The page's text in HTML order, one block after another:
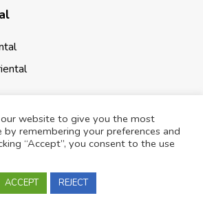
Supermarkten
website to give you the most
by remembering your preferences and
“Accept”, you consent to the use
ACCEPT REJECT